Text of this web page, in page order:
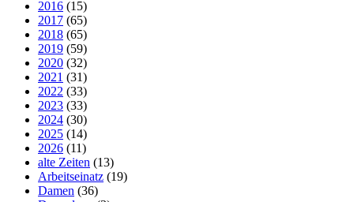
2016 (15)
2017 (65)
2018 (65)
2019 (59)
2020 (32)
2021 (31)
2022 (33)
2023 (33)
2024 (30)
2025 (14)
2026 (11)
alte Zeiten (13)
Arbeitseinatz (19)
Damen (36)